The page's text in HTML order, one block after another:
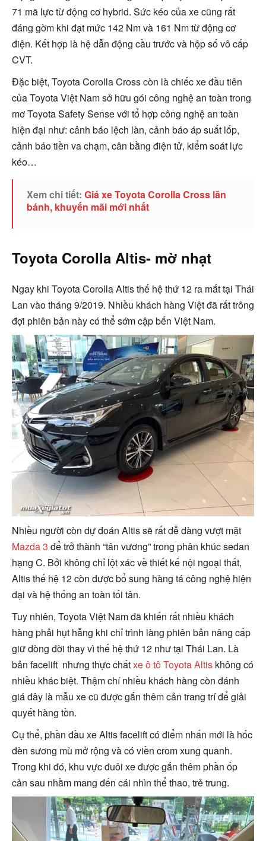
71 mã lực từ động cơ hybrid. Sức kéo của xe cũng rất
đáng gờm khi đạt mức 142 Nm và 161 Nm từ động cơ
điện. Kết hợp là hệ dẫn động cầu trước và hộp số vô cấp
CVT.
Đặc biệt, Toyota Corolla Cross còn là chiếc xe đầu tiên
của Toyota Việt Nam sở hữu gói công nghệ an toàn trong
mơ Toyota Safety Sense với tổ hợp công nghệ an toàn
hiện đại như: cảnh báo lệch làn, cảnh báo áp suất lốp,
cảnh báo tiền va chạm, cân bằng điện tử, kiểm soát lực
kéo…
Xem chi tiết: Giá xe Toyota Corolla Cross lăn
bánh, khuyến mãi mới nhất
Toyota Corolla Altis- mờ nhạt
Ngay khi Toyota Corolla Altis thế hệ thứ 12 ra mắt tại Thái
Lan vào tháng 9/2019. Nhiều khách hàng Việt đã rất trông
đợi phiên bản này có thể sớm cập bến Việt Nam.
Nhiều người còn dự đoán Altis sẽ rất dễ dàng vượt mặt
Mazda 3 để trở thành “tân vương” trong phân khúc sedan
hạng C. Bởi không chỉ lột xác về thiết kế nội ngoại thất,
Altis thế hệ 12 còn được bổ sung hàng tá công nghệ hiện
đại và hệ thống an toàn tối tân.
Tuy nhiên, Toyota Việt Nam đã khiến rất nhiều khách
hàng phải hụt hẫng khi chỉ trình làng phiên bản nâng cấp
giữ dòng đời thay vì thế hệ thứ 12 như tại Thái Lan. Là
bản facelift nhưng thực chấtxe ô tô Toyota Altis không có
nhiều khác biệt. Thậm chí nhiều khách hàng còn đánh
giá đây là mẫu xe cũ được gắn thêm cản trang trí để giải
quyết hàng tồn.
Cụ thể, phần đầu xe Altis facelift có điểm nhấn mới là hốc
đèn sương mù mở rộng và có viền crom xung quanh.
Trong khi đó, khu vực đuôi xe được gắn thêm phần ốp
cản sau nhằm mang đến cái nhìn thể thao, trẻ trung.